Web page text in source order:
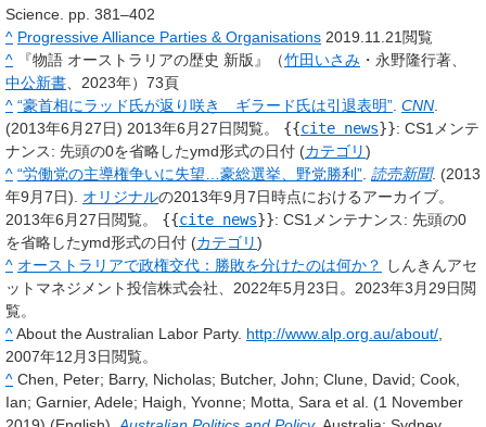
Science. pp. 381–402
^ Progressive Alliance Parties & Organisations 2019.11.21閲覧
^
『物語 オーストラリアの歴史 新版』（竹田いさみ ・永野隆行著、
中公新書 、2023年）73頁
^ “豪首相にラッド氏が返り咲き ギラード氏は引退表明” CNN
(2013年6月27日) 2013年6月27日閲覧。 {{cite news}}: CS1メンテ
ナンス: 先頭の0を省略したymd形式の日付 (カテゴリ)
^ “労働党の主導権争いに失望…豪総選挙、野党勝利” 読売新聞. (2013
年9月7日). オリジナルの2013年9月7日時点におけるアーカイブ。
2013年6月27日閲覧。
{{cite news}}: CS1メンテナンス: 先頭の0
を省略したymd形式の日付 (カテゴリ)
^ オーストラリアで政権交代：勝敗を分けたのは何か？
しんきんアセ
ットマネジメント投信株式会社、2022年5月23日。2023年3月29日閲
覧。
^About the Australian Labor Party. http://www.alp.org.au/about/
2007年12月3日閲覧。
^ Chen, Peter; Barry, Nicholas; Butcher, John; Clune, David; Cook,
Ian; Garnier, Adele; Haigh, Yvonne; Motta, Sara et al. (1 November